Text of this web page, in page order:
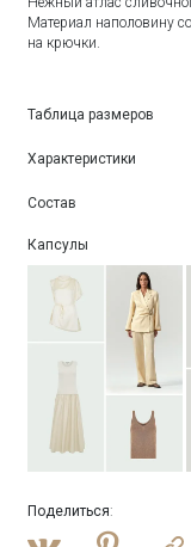
Материал наполовину
на крючки.
Таблица размеров
Характеристики
Состав
Капсулы
Поделиться: